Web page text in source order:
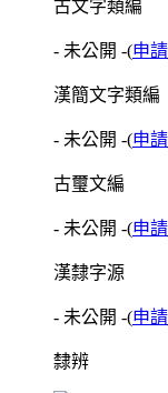
古文字類編
- 未公開 -(申請
漢簡文字類編
- 未公開 -(申請
古璽文編
- 未公開 -(申請
漢隸字源
- 未公開 -(申請
隸辨